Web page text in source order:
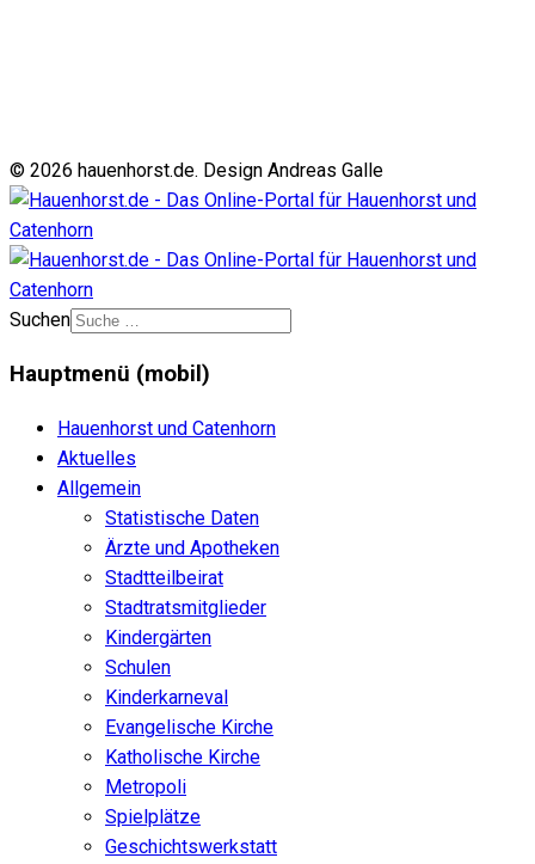
© 2026 hauenhorst.de. Design Andreas Galle
Suchen
Hauptmenü (mobil)
Hauenhorst und Catenhorn
Aktuelles
Allgemein
Statistische Daten
Ärzte und Apotheken
Stadtteilbeirat
Stadtratsmitglieder
Kindergärten
Schulen
Kinderkarneval
Evangelische Kirche
Katholische Kirche
Metropoli
Spielplätze
Geschichtswerkstatt